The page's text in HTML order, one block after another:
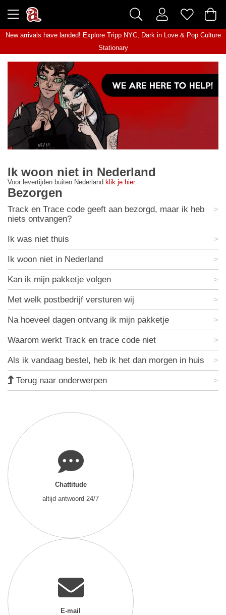
New arrivals have landed! Explore Tripp NYC, Dark in Love& Pop Culture
Stationary
Ik woon niet in Nederland
Voor levertijden buiten Nederland klik je hier.
Bezorgen
Track en Trace code geeft aan bezorgd, maar ik heb
niets ontvangen?
Ik was niet thuis
Ik woon niet in Nederland
Kan ik mijn pakketje volgen
Met welk postbedrijf versturen wij
Na hoeveel dagen ontvang ik mijn pakketje
Waarom werkt Track en trace code niet
Als ik vandaag bestel, heb ik het dan morgen in huis
Terug naar onderwerpen
Chattitude
altijd antwoord 24/7
E-mail